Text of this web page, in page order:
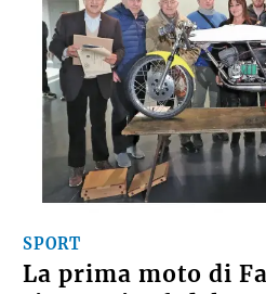
SPORT
La prima moto di